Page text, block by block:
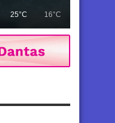
25°C 16°C